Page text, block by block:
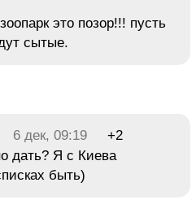
это позор!!! пусть
сытые.
6 дек, 09:19
+2
дать? Я с Киева
быть)